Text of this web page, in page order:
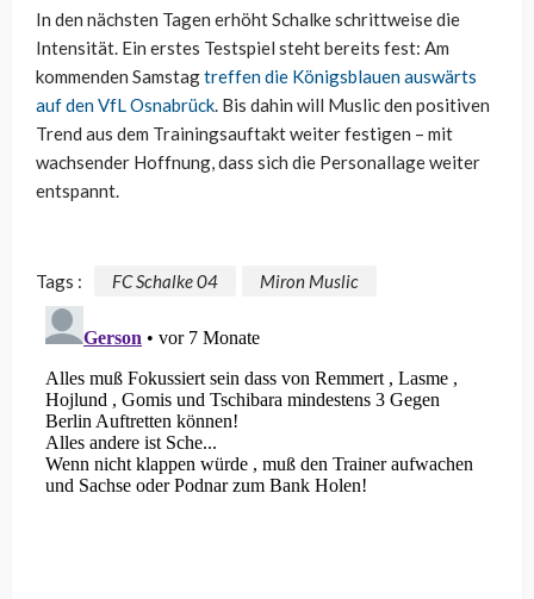
In den nächsten Tagen erhöht Schalke schrittweise die
Intensität. Ein erstes Testspiel steht bereits fest: Am
kommenden Samstagtreffen die Königsblauen auswärts
auf den VfL Osnabrück. Bis dahin will Muslic den positiven
Trend aus dem Trainingsauftakt weiter festigen – mit
wachsender Hoffnung, dass sich die Personallage weiter
entspannt.
Tags : FC Schalke 04 Miron Muslic